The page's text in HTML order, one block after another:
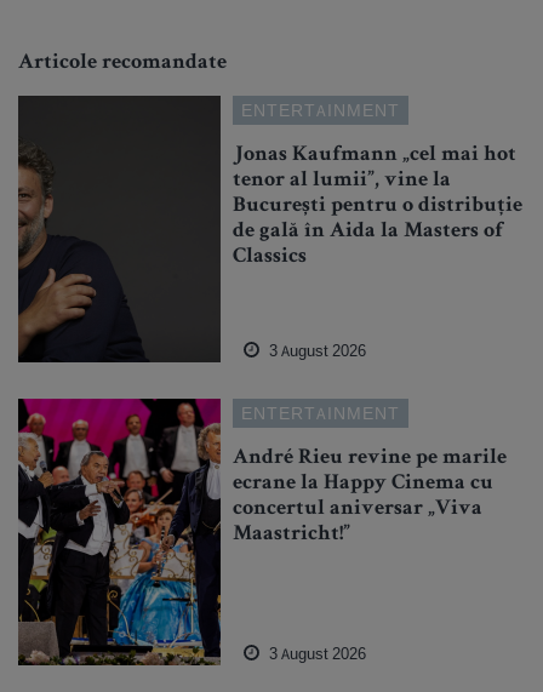
Articole recomandate
ENTERTAINMENT
Jonas Kaufmann „cel mai hot
tenor al lumii”, vine la
București pentru o distribuție
de gală în Aida la Masters of
Classics
3 August 2026
ENTERTAINMENT
André Rieu revine pe marile
ecrane la Happy Cinema cu
concertul aniversar „Viva
Maastricht!”
3 August 2026